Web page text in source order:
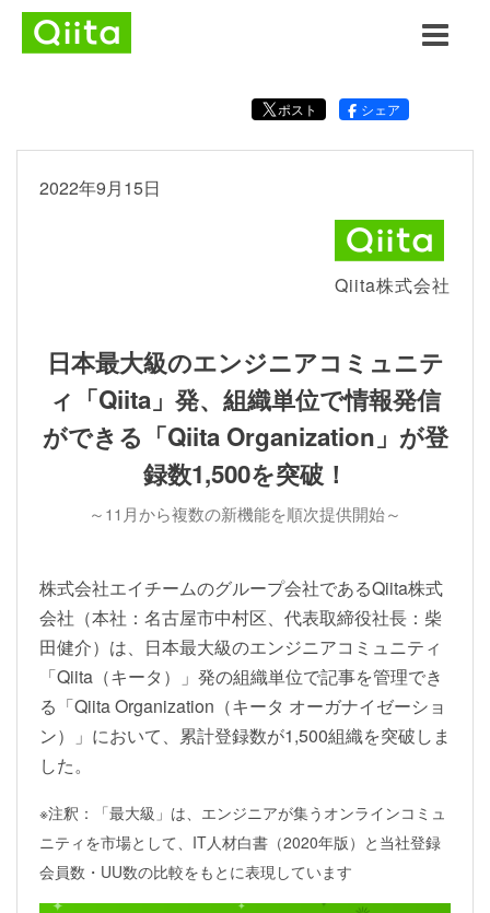
ポスト シェア
2022年9月15日
Qiita株式会社
日本最大級のエンジニアコミュニテ
ィ「Qiita」発、組織単位で情報発信
ができる「Qiita Organization」が登
録数1,500を突破！
～11月から複数の新機能を順次提供開始～
株式会社エイチームのグループ会社であるQiita株式
会社（本社：名古屋市中村区、代表取締役社長：柴
田健介）は、日本最大級のエンジニアコミュニティ
「Qiita（キータ）」発の組織単位で記事を管理でき
る「Qiita Organization（キータ オーガナイゼーショ
ン）」において、累計登録数が1,500組織を突破しま
した。
※注釈：「最大級」は、エンジニアが集うオンラインコミュ
ニティを市場として、IT人材白書（2020年版）と当社登録
会員数・UU数の比較をもとに表現しています